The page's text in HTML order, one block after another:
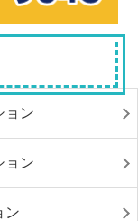
ョン
ョン
ン